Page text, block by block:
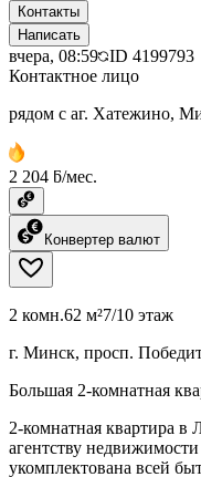
Контакты
Написать
вчера, 08:59 ID 4199793
Контактное лицо
рядом с аг. Хатежино,
2 204 ƃ/мес.
Конвертер валют
2 комн.62 м²7/10 этаж
г. Минск, просп.
Большая 2-комнатная
2-комнатная квартира в
агентству
укомплектована всей